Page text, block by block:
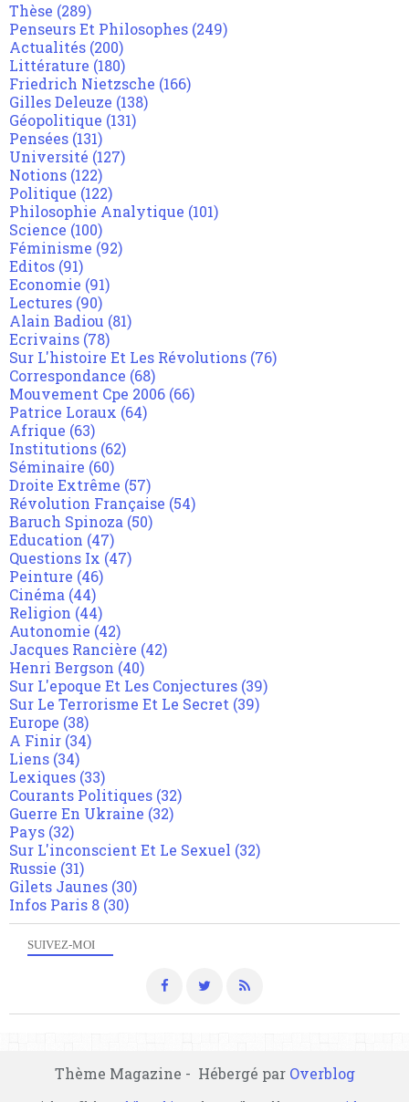
SUIVEZ-MOI
Thèse (289)
Penseurs Et Philosophes (249)
Actualités (200)
Littérature (180)
Friedrich Nietzsche (166)
Gilles Deleuze (138)
Géopolitique (131)
Pensées (131)
Université (127)
Notions (122)
Politique (122)
Philosophie Analytique (101)
Science (100)
Féminisme (92)
Editos (91)
Economie (91)
Lectures (90)
Alain Badiou (81)
Ecrivains (78)
Sur L'histoire Et Les Révolutions (76)
Correspondance (68)
Mouvement Cpe 2006 (66)
Patrice Loraux (64)
Afrique (63)
Institutions (62)
Séminaire (60)
Droite Extrême (57)
Révolution Française (54)
Baruch Spinoza (50)
Education (47)
Questions Ix (47)
Peinture (46)
Cinéma (44)
Religion (44)
Autonomie (42)
Jacques Rancière (42)
Henri Bergson (40)
Sur L'epoque Et Les Conjectures (39)
Sur Le Terrorisme Et Le Secret (39)
Europe (38)
A Finir (34)
Liens (34)
Lexiques (33)
Courants Politiques (32)
Guerre En Ukraine (32)
Pays (32)
Sur L'inconscient Et Le Sexuel (32)
Russie (31)
Gilets Jaunes (30)
Infos Paris 8 (30)
Thème Magazine - Hébergé par Overblog